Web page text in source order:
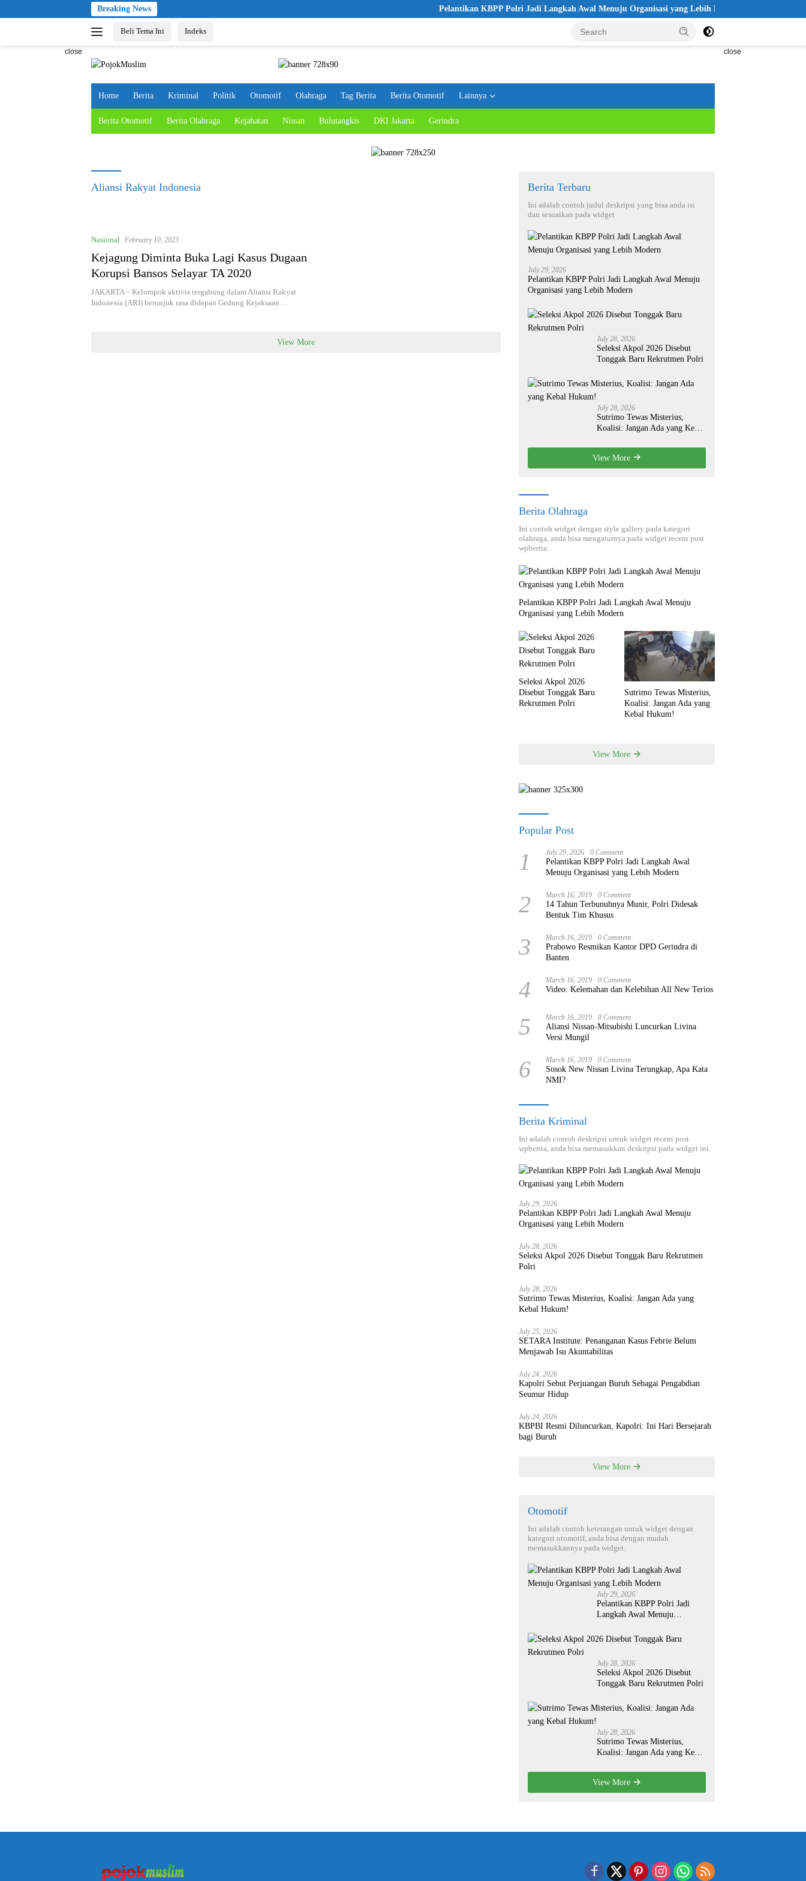
to
Breaking News Pelantikan KBPP Polri Jadi Langkah Awal Menuju Organisasi yang Lebih Modern
Beli Tema Ini Indeks
close close
Home Berita Kriminal Politik Otomotif Olahraga Tag Berita Berita Otomotif Lainnya
Berita Otomotif Berita Olahraga Kejahatan Nissan Bulutangkis DKI Jakarta Gerindra
Aliansi Rakyat Indonesia
Nasional February 10, 2023
Kejagung Diminta Buka Lagi Kasus Dugaan
Korupsi Bansos Selayar TA 2020
JAKARTA – Kelompok aktivis tergabung dalam Aliansi Rakyat
Indonesia (ARI) berunjuk rasa didepan Gedung Kejaksaan…
View More
Berita Terbaru
Ini adalah contoh judul deskripsi yang bisa anda isi
dan sesuaikan pada widget
July 29, 2026
Pelantikan KBPP Polri Jadi Langkah Awal Menuju
Organisasi yang Lebih Modern
July 28, 2026
Seleksi Akpol 2026 Disebut
Tonggak Baru Rekrutmen Polri
July 28, 2026
Sutrimo Tewas Misterius,
Koalisi: Jangan Ada yang Kebal
View More
Berita Olahraga
Ini contoh widget dengan style gallery pada kategori
olahraga, anda bisa mengaturnya pada widget recent post
wpberita.
Pelantikan KBPP Polri Jadi Langkah Awal Menuju
Organisasi yang Lebih Modern
Seleksi Akpol 2026
Disebut Tonggak Baru
Rekrutmen Polri
Sutrimo Tewas Misterius,
Koalisi: Jangan Ada yang
Kebal Hukum!
View More
Popular Post
1 July 29, 2026 0 Comment
Pelantikan KBPP Polri Jadi Langkah Awal
Menuju Organisasi yang Lebih Modern
2 March 16, 2019 0 Comment
14 Tahun Terbunuhnya Munir, Polri Didesak
Bentuk Tim Khusus
3 March 16, 2019 0 Comment
Prabowo Resmikan Kantor DPD Gerindra di
Banten
4 March 16, 2019 0 Comment
Video: Kelemahan dan Kelebihan All New Terios
5 March 16, 2019 0 Comment
Aliansi Nissan-Mitsubishi Luncurkan Livina
Versi Mungil
6 March 16, 2019 0 Comment
Sosok New Nissan Livina Terungkap, Apa Kata
NMI?
Berita Kriminal
Ini adalah contoh deskripsi untuk widget recent post
wpberita, anda bisa memasukkan deskripsi pada widget ini.
July 29, 2026
Pelantikan KBPP Polri Jadi Langkah Awal Menuju
Organisasi yang Lebih Modern
July 28, 2026
Seleksi Akpol 2026 Disebut Tonggak Baru Rekrutmen
Polri
July 28, 2026
Sutrimo Tewas Misterius, Koalisi: Jangan Ada yang
Kebal Hukum!
July 25, 2026
SETARA Institute: Penanganan Kasus Febrie Belum
Menjawab Isu Akuntabilitas
July 24, 2026
Kapolri Sebut Perjuangan Buruh Sebagai Pengabdian
Seumur Hidup
July 24, 2026
KBPBI Resmi Diluncurkan, Kapolri: Ini Hari Bersejarah
bagi Buruh
View More
Otomotif
Ini adalah contoh keterangan untuk widget dengan
kategori otomotif, anda bisa dengan mudah
memasukkannya pada widget.
July 29, 2026
Pelantikan KBPP Polri Jadi
Langkah Awal Menuju
July 28, 2026
Seleksi Akpol 2026 Disebut
Tonggak Baru Rekrutmen Polri
July 28, 2026
Sutrimo Tewas Misterius,
Koalisi: Jangan Ada yang Kebal
View More